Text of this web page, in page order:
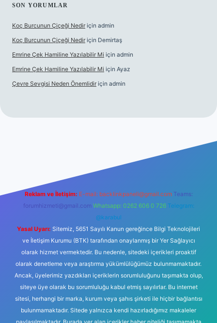
SON YORUMLAR
Koç Burcunun Çiçeği Nedir için admin
Koç Burcunun Çiçeği Nedir için Demirtaş
Emrine Çek Hamiline Yazılabilir Mi için admin
Emrine Çek Hamiline Yazılabilir Mi için Ayaz
Çevre Sevgisi Neden Önemlidir için admin
Reklam ve İletişim: E-mail: backlinkpaneli@gmail.com Teams:
forumhizmeti@gmail.com Whatsapp: 0262 606 0 726 Telegram:
@karabul
Yasal Uyarı: Sitemiz, 5651 Sayılı Kanun gereğince Bilgi Teknolojileri
ve İletişim Kurumu (BTK) tarafından onaylanmış bir Yer Sağlayıcı
olarak hizmet vermektedir. Bu nedenle, sitedeki içerikleri proaktif
olarak denetleme veya araştırma yükümlülüğümüz bulunmamaktadır.
Ancak, üyelerimiz yazdıkları içeriklerin sorumluluğunu taşımakta olup,
siteye üye olarak bu sorumluluğu kabul etmiş sayılırlar. Bu internet
sitesi, herhangi bir marka, kurum veya şahıs şirketi ile hiçbir bağlantısı
bulunmamaktadır. Sitede yalnızca kendi hazırladığımız makaleler